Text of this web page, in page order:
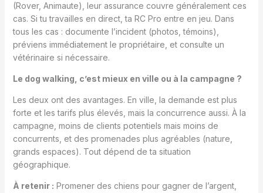
(Rover, Animaute), leur assurance couvre généralement ces
cas. Si tu travailles en direct, ta RC Pro entre en jeu. Dans
tous les cas : documente l’incident (photos, témoins),
préviens immédiatement le propriétaire, et consulte un
vétérinaire si nécessaire.
Le dog walking, c’est mieux en ville ou à la campagne ?
Les deux ont des avantages. En ville, la demande est plus
forte et les tarifs plus élevés, mais la concurrence aussi. À la
campagne, moins de clients potentiels mais moins de
concurrents, et des promenades plus agréables (nature,
grands espaces). Tout dépend de ta situation
géographique.
À retenir : Promener des chiens pour gagner de l’argent,